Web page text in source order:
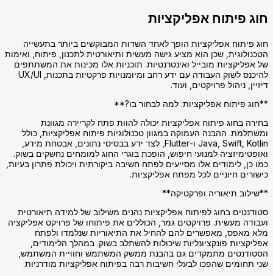
חוג פיתוח אפליקציות
חוג פיתוח אפליקציות הופך לאחד השדות המבוקשים ביותר בתעשייה
הטכנולוגית, שכן הוא מציע גישה מעשית ותיאורטית לתכנון, פיתוח, ואימות
של אפליקציות מובייל ואינטרנטיות. תוכניות אלו מכינות את המשתתפים
להיכנס לשוק העבודה עם ידע רחב ומיומנויות פרקטיות בתכנות, UX/UI
דיזיין, ניהול פרויקטים, ועוד.
**חוג פיתוח אפליקציות: למה לבחור בו?**
בחירה בחוג פיתוח אפליקציות יכולה להוות פתח לקריירה מגוונת
ומשתלמת. ההבנה העמוקה במגוון טכנולוגיות פיתוח אפליקציות, כולל
Java, Swift, Kotlin ו-Flutter, לצד ידע בבסיסי נתונים, אבטחת מידע,
ואופטימיזציה למנועי חיפוש, הופכת בוגרי החוג למומחים נחשקים בשוק.
כמו כן, לימודים אלו מסייעים לפתח חשיבה ביקורתית ויכולת פתרון בעיות,
כישורים חיוניים לכל מפתח אפליקציות.
**שילוב תיאוריה ופרקטיקה**
סטודנטים בחוג לפיתוח אפליקציות נהנים משילוב של למידה תיאורטית
ועבודה מעשית. פרויקטים גמר, הכוללים את פיתוחו של פרויקט אפליקציה
מלא מאפס, מאפשרים להם להחיל את התיאוריות שנלמדו ולפתח
אפליקציות פונקציונליות שיכולות להשתלב בשוק. במהלך הלימודים,
הסטודנטים מתמקדים גם בהבנת ממשק המשתמש וחוויית המשתמש,
שני תחומים שהפכו לבעלי חשיבות רבה בפיתוח אפליקציות מודרניות.